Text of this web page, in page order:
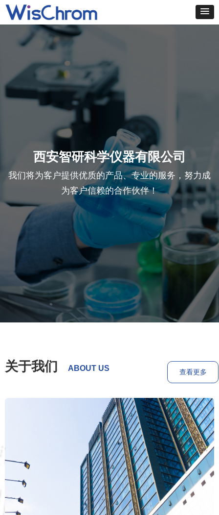
西安智研科学仪器有限公司
我们将为客户提供优质的产品、专业的服务，努力成
为客户信赖的合作伙伴！
关于我们 ABOUT US 查看更多